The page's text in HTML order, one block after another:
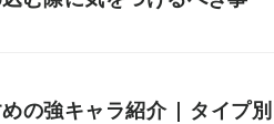
めの強キャラ紹介 | タイプ